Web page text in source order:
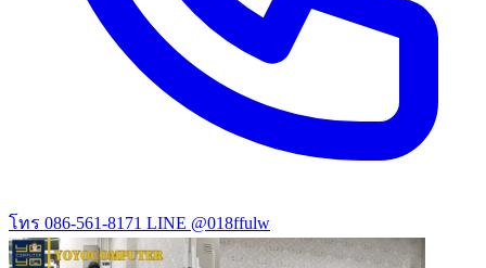
โทร 086-561-8171 LINE @018ffulw